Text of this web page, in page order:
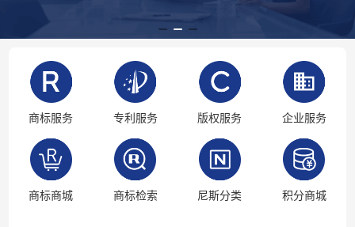
商标服务 专利服务 版权服务 企业服务
商标商城 商标检索 尼斯分类 积分商城